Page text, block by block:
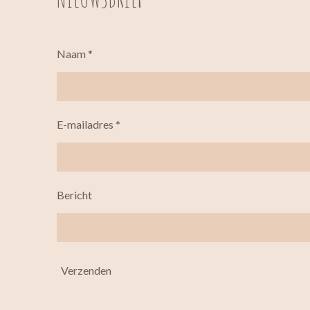
Naam *
E-mailadres *
Bericht
Verzenden